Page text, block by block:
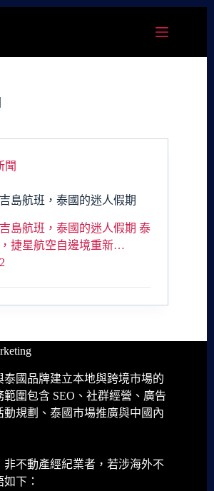
聞
島航班，泰國的迷人假期
島航班，泰國的迷人假期 泰
捷星航空自邊境重新…
國品牌建立本地與跨境市場的
圍包含 SEO、社群經營、廣告
規劃、泰國市場推廣與中國內
非不動產經紀業者，若涉海外不
下：